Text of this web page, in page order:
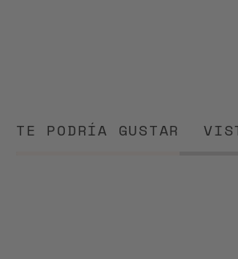
TE PODRÍA GUSTAR